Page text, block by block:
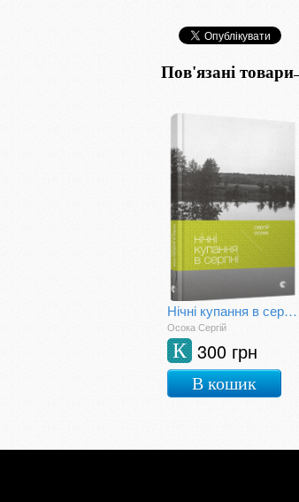
Пов'язані товари
Нічні купання в серпні
Осока Сергій
300 грн
К
В кошик